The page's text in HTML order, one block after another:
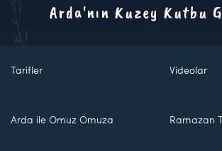
Arda'nın Kuzey Kutbu
Tarifler Videolar
Arda ile Omuz Omuza Ramazan